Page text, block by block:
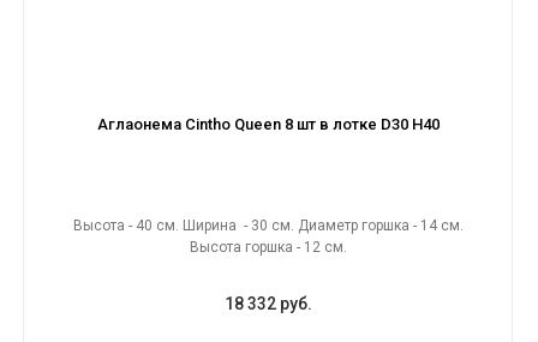
Аглаонема Cintho Queen 8 шт в лотке D30 H40
Высота - 40 см. Ширина - 30 см. Диаметр горшка - 14 см.
Высота горшка - 12 см.
18 332 руб.